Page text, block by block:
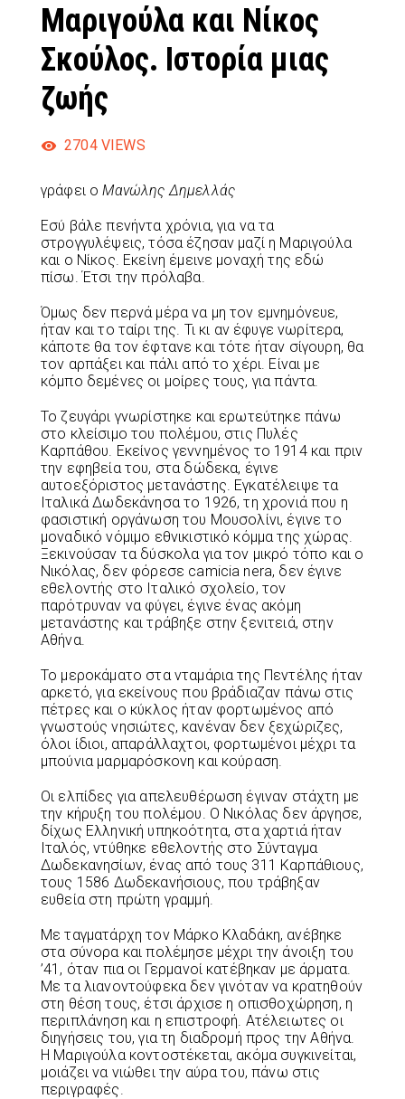
Μαριγούλα και Νίκος
Σκούλος. Ιστορία μιας
ζωής
2704 VIEWS
γράφει οΜανώλης Δημελλάς
Εσύ βάλε πενήντα χρόνια, για να τα
στρογγυλέψεις, τόσα έζησαν μαζί η Μαριγούλα
και ο Νίκος. Εκείνη έμεινε μοναχή της εδώ
πίσω. Έτσι την πρόλαβα.
Όμως δεν περνά μέρα να μη τον εμνημόνευε,
ήταν και το ταίρι της. Τι κι αν έφυγε νωρίτερα,
κάποτε θα τον έφτανε και τότε ήταν σίγουρη, θα
τον αρπάξει και πάλι από το χέρι. Είναι με
κόμπο δεμένες οι μοίρες τους, για πάντα.
Το ζευγάρι γνωρίστηκε και ερωτεύτηκε πάνω
στο κλείσιμο του πολέμου, στις Πυλές
Καρπάθου. Εκείνος γεννημένος το 1914 και πριν
την εφηβεία του, στα δώδεκα, έγινε
αυτοεξόριστος μετανάστης. Εγκατέλειψε τα
Ιταλικά Δωδεκάνησα το 1926, τη χρονιά που η
φασιστική οργάνωση του Μουσολίνι, έγινε το
μοναδικό νόμιμο εθνικιστικό κόμμα της χώρας.
Ξεκινούσαν τα δύσκολα για τον μικρό τόπο και ο
Νικόλας, δεν φόρεσε camicia nera, δεν έγινε
εθελοντής στο Ιταλικό σχολείο, τον
παρότρυναν να φύγει, έγινε ένας ακόμη
μετανάστης και τράβηξε στην ξενιτειά, στην
Αθήνα.
Το μεροκάματο στα νταμάρια της Πεντέλης ήταν
αρκετό, για εκείνους που βράδιαζαν πάνω στις
πέτρες και ο κύκλος ήταν φορτωμένος από
γνωστούς νησιώτες, κανέναν δεν ξεχώριζες,
όλοι ίδιοι, απαράλλαχτοι, φορτωμένοι μέχρι τα
μπούνια μαρμαρόσκονη και κούραση.
Οι ελπίδες για απελευθέρωση έγιναν στάχτη με
την κήρυξη του πολέμου. Ο Νικόλας δεν άργησε,
δίχως Ελληνική υπηκοότητα, στα χαρτιά ήταν
Ιταλός, ντύθηκε εθελοντής στο Σύνταγμα
Δωδεκανησίων, ένας από τους 311 Καρπάθιους,
τους 1586 Δωδεκανήσιους, που τράβηξαν
ευθεία στη πρώτη γραμμή.
Με ταγματάρχη τον Μάρκο Κλαδάκη, ανέβηκε
στα σύνορα και πολέμησε μέχρι την άνοιξη του
’41, όταν πια οι Γερμανοί κατέβηκαν με άρματα.
Με τα λιανοντούφεκα δεν γινόταν να κρατηθούν
στη θέση τους, έτσι άρχισε η οπισθοχώρηση, η
περιπλάνηση και η επιστροφή. Ατέλειωτες οι
διηγήσεις του, για τη διαδρομή προς την Αθήνα.
Η Μαριγούλα κοντοστέκεται, ακόμα συγκινείται,
μοιάζει να νιώθει την αύρα του, πάνω στις
περιγραφές.